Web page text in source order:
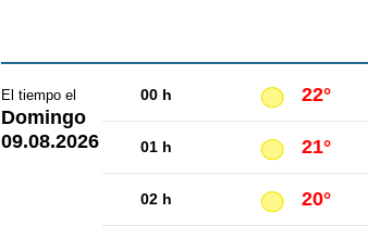
El tiempo el
Domingo
09.08.2026
00 h 22°
01 h 21°
02 h 20°